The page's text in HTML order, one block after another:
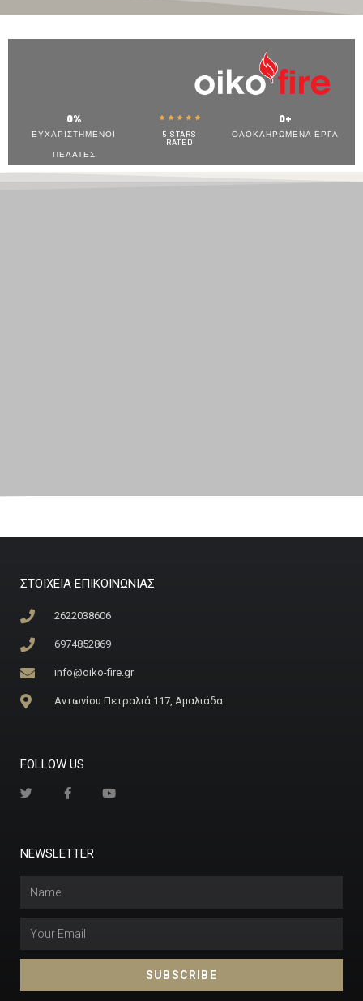
0%
ΕΥΧΑΡΙΣΤΗΜΕΝΟΙ
ΠΕΛΑΤΕΣ
    
5 STARS
RATED
0+
ΟΛΟΚΛΗΡΩΜΕΝΑ ΕΡΓΑ
ΣΤΟΙΧΕΙΑ ΕΠΙΚΟΙΝΩΝΙΑΣ
2622038606
6974852869
info@oiko-fire.gr
Αντωνίου Πετραλιά 117, Αμαλιάδα
FOLLOW US
NEWSLETTER
SUBSCRIBE